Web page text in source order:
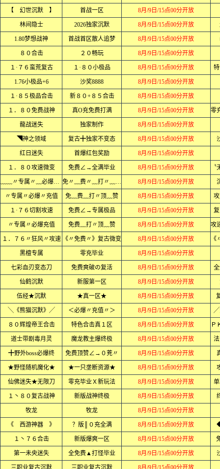
【 幻世沉默 】 首战一区 8月/9日/15点00分开放
林间隐士 2026独家沉默 8月/9日/15点00分开放
1.80梦想战神 首战首区散人追梦 8月/9日/15点00分开放
８０合击 ２０畅玩 8月/9日/15点00分开放
１·７６蛮荒复古 １·８０小极品 8月/9日/15点00分开放
1.76小极品+6 沙奖8888 8月/9日/15点00分开放
１·８５极品合击 新８０+８５合击 8月/9日/15点00分开放
１．８０免费战神 真Ο充免费打满 8月/9日/15点00分开放
龍战迷失 独家制作 8月/9日/15点00分开放
◥神之领域 复古╋独家不变态 8月/9日/15点00分开放
红日迷失 首爆红包奖励 8月/9日/15点00分开放
１．８０攻速微变 免费∠→全满毕业 8月/9日/15点00分开放
﹏﹏〃专属〃﹏必爆〃充值﹏﹏ 免〃﹏费〃﹏打〃﹏顶〃﹏赞〃 8月/9日/15点00分开放
〃专属〃必爆〃充值 免﹏费﹏打〃顶﹏赞 8月/9日/15点00分开放
１·７６切割攻速 免费∠→专属极品 8月/9日/15点00分开放
〃专属〃必爆充值 免费﹏打〃顶﹏赞 8月/9日/15点00分开放
１．７６〃狂风〃攻速 《〃免费〃》复古微变 8月/9日/15点00分开放
黑檀专属 零充毕业 8月/9日/15点00分开放
七彩血刃变态刀 免费爽破の复活 8月/9日/15点00分开放
仙鹤沉默 新服第一区 8月/9日/15点00分开放
伍经★沉默 ★真一区★ 8月/9日/15点00分开放
╲《熊猫沉默》╱ ＜必爆〃充值〃＞ 8月/9日/15点00分开放 ╱
８０辉煌帝王合击 特色合击真１区 8月/9日/15点00分开放
道士带剧毒月灵 魔龙教主爆终极 8月/9日/15点00分开放
╋野外boss必爆终 免费顶赞∠→０茺〃 8月/9日/15点00分开放
★野怪随机魔化★ ★一只垄断资源★ 8月/9日/15点00分开放
仙佛迷失★无限刀 零充毕业Ｘ新玩法 8月/9日/15点00分开放
１丶８０复古战神 新版战神终极 8月/9日/15点00分开放
牧龙 牧龙 8月/9日/15点00分开放
《 西游神器 》 ？版║０充全满 8月/9日/15点00分开放
１丶７６合击 新版爆爽一区 8月/9日/15点00分开放
第一未央迷失 全免费▲打怪毕业 8月/9日/15点00分开放
三职业复古沉默 三职业复古沉默 8月/9日/15点00分开放